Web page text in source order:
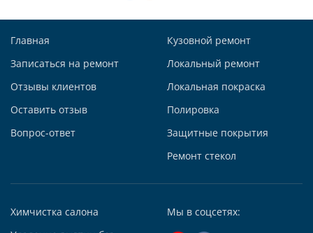
121059, г. Москва, ул. Киевская, д. 14, стр. 3
+7 (495) 927-56-51
Telegram
Главная
Записаться на ремонт
Отзывы клиентов
Оставить отзыв
Вопрос-ответ
Кузовной ремонт
Локальный ремонт
Локальная покраска
Полировка
Защитные покрытия
Ремонт стекол
Химчистка салона
Мы в соцсетях: